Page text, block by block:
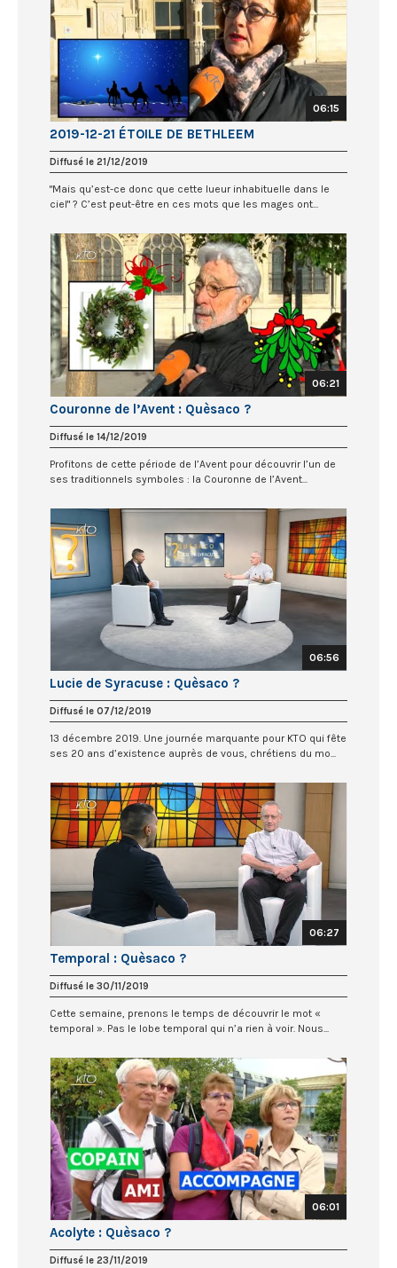
06:15
2019-12-21 ÉTOILE DE BETHLEEM
Diffusé le 21/12/2019
"Mais qu’est-ce donc que cette lueur inhabituelle dans le
ciel" ? C’est peut-être en ces mots que les mages ont...
06:21
Couronne de l’Avent : Quèsaco ?
Diffusé le 14/12/2019
Profitons de cette période de l’Avent pour découvrir l’un de
ses traditionnels symboles : la Couronne de l’Avent...
06:56
Lucie de Syracuse : Quèsaco ?
Diffusé le 07/12/2019
13 décembre 2019. Une journée marquante pour KTO qui fête
ses 20 ans d’existence auprès de vous, chrétiens du mo...
06:27
Temporal : Quèsaco ?
Diffusé le 30/11/2019
Cette semaine, prenons le temps de découvrir le mot «
temporal ». Pas le lobe temporal qui n’a rien à voir. Nous...
06:01
Acolyte : Quèsaco ?
Diffusé le 23/11/2019